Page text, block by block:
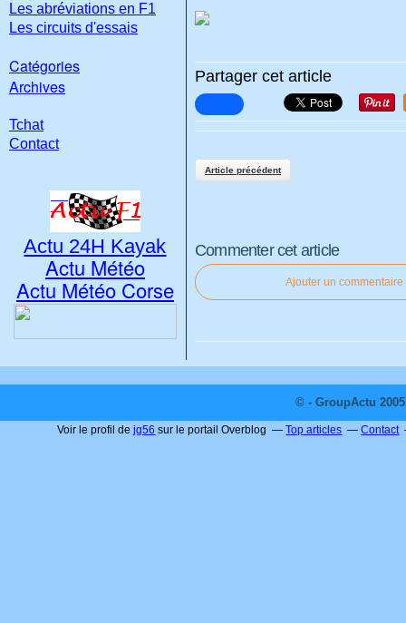
Partager cet article
Article précédent
Commenter cet article
Ajouter un commentaire
Les abréviations en F1
Les circuits d'essais
Catégories
Archives
Tchat
Contact
Actu 24H Kayak
Actu Météo
Actu Météo Corse
© - GroupActu
Voir le profil dejg56 sur le portail Overblog Top articles Contact